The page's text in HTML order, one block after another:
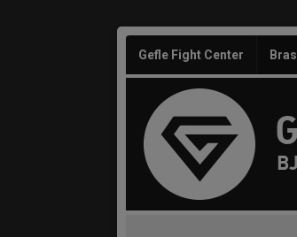
Gefle Fight Center